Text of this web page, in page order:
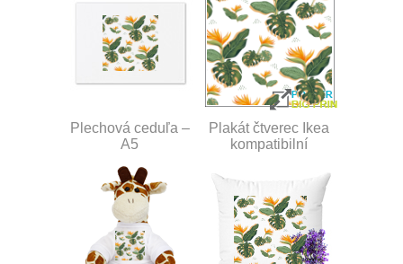
Plechová ceduľa –
A5
Plakát čtverec Ikea
kompatibilní